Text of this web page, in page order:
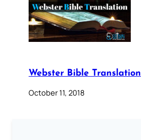
Webster Bible Translation
October 11, 2018